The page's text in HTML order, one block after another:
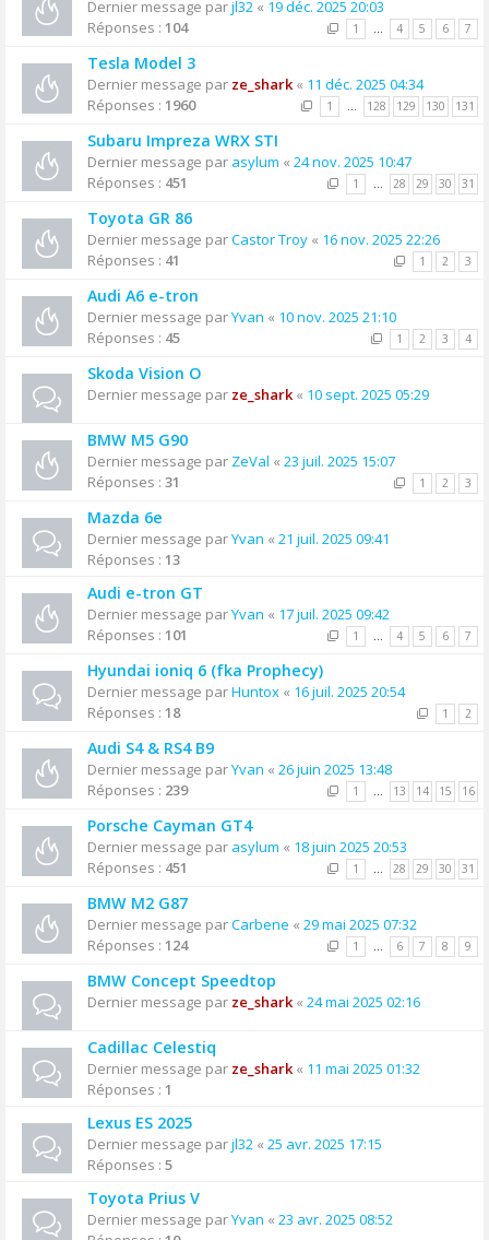
Dernier message parjl32 « 19 déc. 2025 20:03
Réponses : 104 1 … 4 5 6 7
Tesla Model 3
Dernier message par ze_shark« 11 déc. 2025 04:34
Réponses : 1960 1 … 128 129 130 131
Subaru Impreza WRX STI
Dernier message par asylum « 24 nov. 2025 10:47
Réponses : 451 1 … 28 29 30 31
Toyota GR 86
Dernier message parCastor Troy « 16 nov. 2025 22:26
Réponses : 41 1 2 3
Audi A6 e-tron
Dernier message parYvan « 10 nov. 2025 21:10
Réponses : 45 1 2 3 4
Skoda Vision O
Dernier message par ze_shark« 10 sept. 2025 05:29
BMW M5 G90
Dernier message par ZeVal « 23 juil. 2025 15:07
Réponses : 31 1 2 3
Mazda 6e
Dernier message parYvan « 21 juil. 2025 09:41
Réponses : 13
Audi e-tron GT
Dernier message parYvan « 17 juil. 2025 09:42
Réponses : 101 1 … 4 5 6 7
Hyundai ioniq 6 (fka Prophecy)
Dernier message parHuntox « 16 juil. 2025 20:54
Réponses : 18 1 2
Audi S4 & RS4 B9
Dernier message parYvan « 26 juin 2025 13:48
Réponses : 239 1 … 13 14 15 16
Porsche Cayman GT4
Dernier message par asylum « 18 juin 2025 20:53
Réponses : 451 1 … 28 29 30 31
BMW M2 G87
Dernier message parCarbene « 29 mai 2025 07:32
Réponses : 124 1 … 6 7 8 9
BMW Concept Speedtop
Dernier message par ze_shark« 24 mai 2025 02:16
Cadillac Celestiq
Dernier message par ze_shark« 11 mai 2025 01:32
Réponses : 1
Lexus ES 2025
Dernier message parjl32 « 25 avr. 2025 17:15
Réponses : 5
Toyota Prius V
Dernier message parYvan « 23 avr. 2025 08:52